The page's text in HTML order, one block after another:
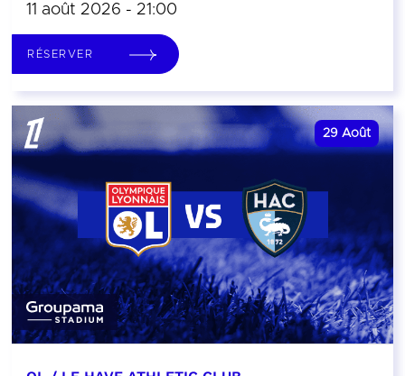
11 août 2026 - 21:00
RÉSERVER
29 Août